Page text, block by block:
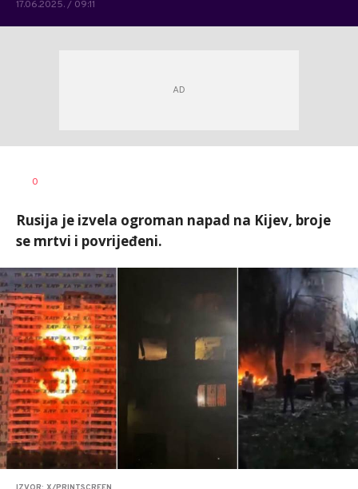
17.06.2025. / 09:11
AUTOR
0
Rusija je izvela ogroman napad na Kijev, broje
se mrtvi i povrijeđeni.